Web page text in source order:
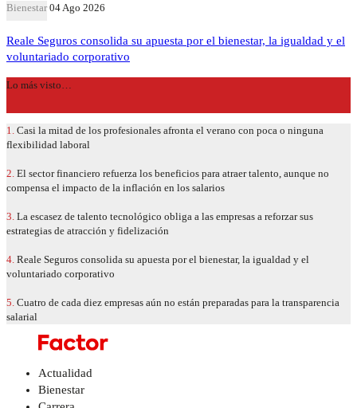
Bienestar 04 Ago 2026
Reale Seguros consolida su apuesta por el bienestar, la igualdad y el
voluntariado corporativo
Lo más visto…
1. Casi la mitad de los profesionales afronta el verano con poca o ninguna
flexibilidad laboral
2. El sector financiero refuerza los beneficios para atraer talento, aunque no
compensa el impacto de la inflación en los salarios
3. La escasez de talento tecnológico obliga a las empresas a reforzar sus
estrategias de atracción y fidelización
4. Reale Seguros consolida su apuesta por el bienestar, la igualdad y el
voluntariado corporativo
5. Cuatro de cada diez empresas aún no están preparadas para la transparencia
salarial
Actualidad
Bienestar